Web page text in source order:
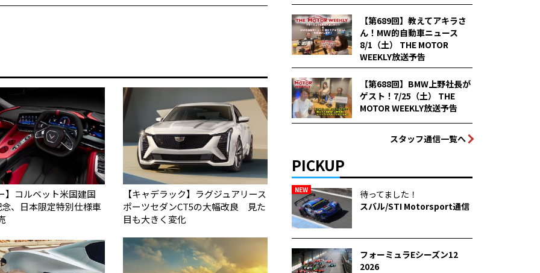
】コルベット米国建国
、日本限定特別仕様車
【キャデラック】ラグジュアリース
ポーツセダンCT5の大幅改良 見た
目も大きく変化
【第689回】教えてアキラさ
ん！MW的自動車ニュース
8/1（土） THE MOTOR
WEEKLY放送予告
【第688回】BMW上野社長が
ゲスト！7/25（土） THE
MOTOR WEEKLY放送予告
スタッフ通信一覧へ
PICKUP
NEW
待ってました！
スバル/STI Motorsport通信
フォーミュラEシーズン12
2026